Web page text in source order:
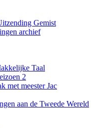
Gemist
archief
Taal
2
met meester Jac
aan de Tweede Wereld